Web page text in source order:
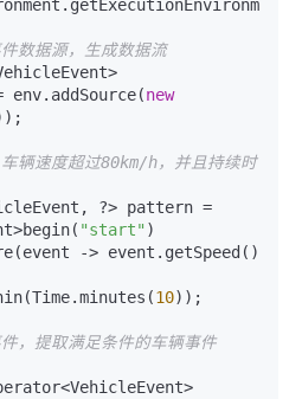
数据源，生成数据流
env.addSource(new
辆速度超过80km/h，并且持续时
"start" )
.within(Time.minutes(
10));
，提取满足条件的车辆事件